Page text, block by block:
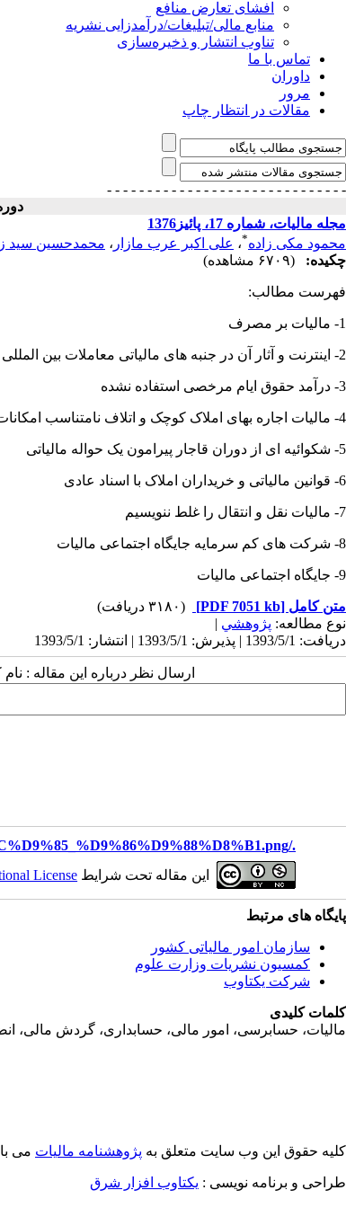
افشای تعارض منافع
منابع مالی/تبلیغات/درآمدزایی نشریه
تناوب انتشار و ذخیره‌سازی
تماس با ما
داوران
مرور
مقالات در انتظار چاپ
- - - - - - - - - - - - - - -
- - - - - - - - - - - - - - -
دوره ۵، شماره ۲
مجله مالیات، شماره 17، پائیز1376
محمود مکی زاده*، علی اکبر عرب مازار ، محمدحسین سید
چکیده:
(۶۷۰۹ مشاهده)
فهرست مطالب:
1- مالیات بر مصرف
2- اینترنت و آثار آن در جنبه های مالیاتی معاملات بین المللی
3- درآمد حقوق ایام مرخصی استفاده نشده
4- مالیات اجاره بهای املاک کوچک و اتلاف نامتناسب امکانات
5- شکوائیه ای از دوران قاجار پیرامون یک حواله مالیاتی
6- قوانین مالیاتی و خریداران املاک با اسناد عادی
7- مالیات نقل و انتقال را غلط ننویسیم
8- شرکت های کم سرمایه جایگاه اجتماعی مالیات
9- جایگاه اجتماعی مالیات
متن کامل [PDF 7051 kb]
(۳۱۸۰ دریافت)
نوع مطالعه: پژوهشي |
دریافت: 1393/5/1 | پذیرش: 1393/5/1 | انتشار: 1393/5/1
ارسال نظر درباره این مقاله :
./files/site1/images/%D8%B3%D9%85%DB%8C%D9%85_%D9%86%D9%88%D8%B1.png
این مقاله تحت شرایط License
پایگاه های مرتبط
سازمان امور مالياتی کشور
کمسیون نشریات وزارت علوم
شرکت یکتاوب
کلمات کلیدی
ماليات، حسابرسی، امور مالی، حسابداری، گردش مالی،
کلیه حقوق این وب سایت متعلق به پژوهشنامه مالیات می
طراحی و برنامه نویسی : یکتاوب افزار شرق